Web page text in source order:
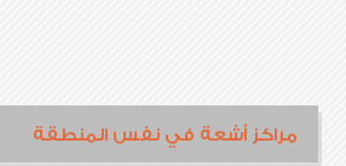
مراكز أشعة في نفس المنطقة